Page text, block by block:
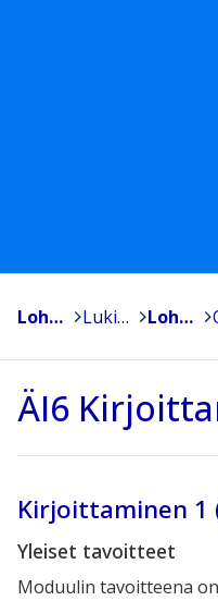
Lohja, Lojo Lukiokoulutus - Gymnasieutbildning Lohjan Yhteislyseon lukio
ÄI6
Kirjoittaminen 1
Yleiset tavoitteet
Moduulin tavoitteena